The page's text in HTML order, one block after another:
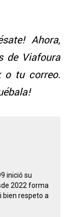
Ahora,
de Viafoura
o tu correo.
inició su
2022 forma
bien respeto a